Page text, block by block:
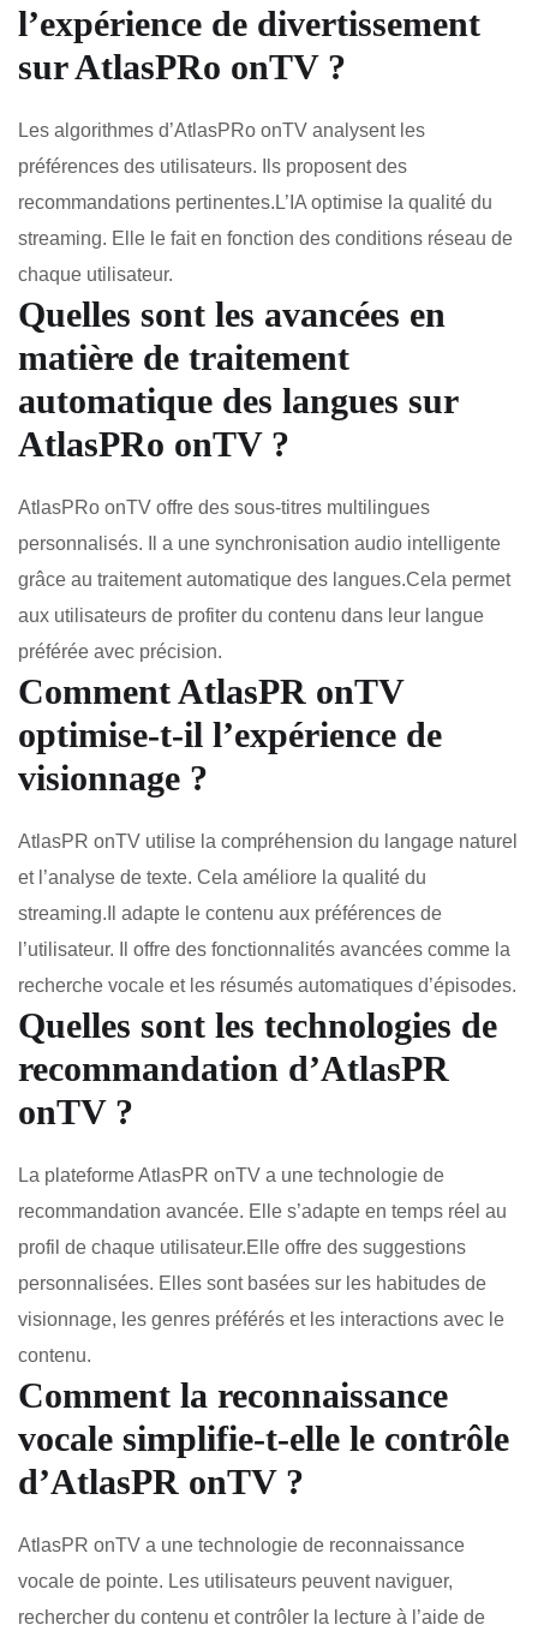
l’expérience de divertissement
surAtlasPRo onTV?
Les algorithmes d’AtlasPRo onTV analysent les
préférences des utilisateurs. Ils proposent des
recommandations pertinentes.L’IA optimise la qualité du
streaming. Elle le fait en fonction des conditions réseau de
chaque utilisateur.
Quelles sont les avancées en
matière de traitement
automatique des langues sur
AtlasPRo onTV?
AtlasPRo onTV offre des sous-titres multilingues
personnalisés. Il a une synchronisation audio intelligente
grâce au traitement automatique des langues.Cela permet
aux utilisateurs de profiter du contenu dans leur langue
préférée avec précision.
Comment AtlasPR onTV
optimise-t-il l’expérience de
visionnage ?
AtlasPR onTV utilise la compréhension du langage naturel
et l’analyse de texte. Cela améliore la qualité du
streaming.Il adapte le contenu aux préférences de
l’utilisateur. Il offre des fonctionnalités avancées comme la
recherche vocale et les résumés automatiques d’épisodes.
Quelles sont les technologies de
recommandation d’AtlasPR
onTV ?
La plateforme AtlasPR onTV a une technologie de
recommandation avancée. Elle s’adapte en temps réel au
profil de chaque utilisateur.Elle offre des suggestions
personnalisées. Elles sont basées sur les habitudes de
visionnage, les genres préférés et les interactions avec le
contenu.
Comment la reconnaissance
vocale simplifie-t-elle le contrôle
d’AtlasPR onTV ?
AtlasPR onTV a une technologie de reconnaissance
vocale de pointe. Les utilisateurs peuvent naviguer,
rechercher du contenu et contrôler la lecture à l’aide de